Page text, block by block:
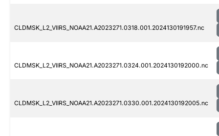
CLDMSK_L2_VIIRS_NOAA21.A2023271.0318.001.2024130191957.nc
CLDMSK_L2_VIIRS_NOAA21.A2023271.0324.001.2024130192000.nc
CLDMSK_L2_VIIRS_NOAA21.A2023271.0330.001.2024130192005.nc